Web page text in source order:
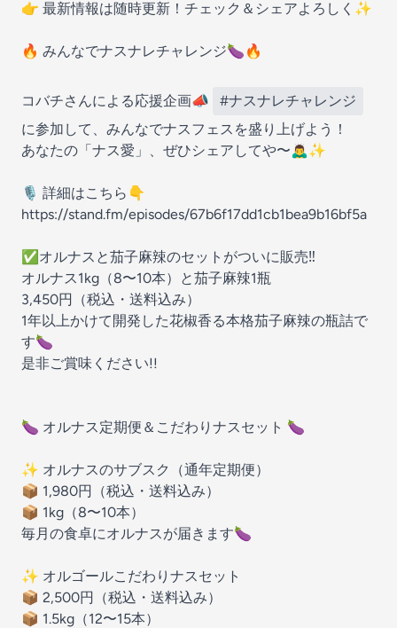
👉 最新情報は随時更新！チェック＆シェアよろしく✨
🔥 みんなでナスナレチャレンジ🍆🔥
コバチさんによる応援企画📣
#ナスナレチャレンジ
に参加して、みんなでナスフェスを盛り上げよう！
あなたの「ナス愛」、ぜひシェアしてや〜🙇‍♂️✨
🎙 詳細はこちら👇
https://stand.fm/episodes/67b6f17dd1cb1bea9b16bf5a
✅オルナスと茄子麻辣のセットがついに販売‼️
オルナス1kg（8〜10本）と茄子麻辣1瓶
3,450円（税込・送料込み）
1年以上かけて開発した花椒香る本格茄子麻辣の瓶詰で
す🍆
是非ご賞味ください!!
🍆 オルナス定期便＆こだわりナスセット 🍆
✨ オルナスのサブスク（通年定期便）
📦 1,980円（税込・送料込み）
📦 1kg（8〜10本）
毎月の食卓にオルナスが届きます🍆
✨ オルゴールこだわりナスセット
📦 2,500円（税込・送料込み）
📦 1.5kg（12〜15本）